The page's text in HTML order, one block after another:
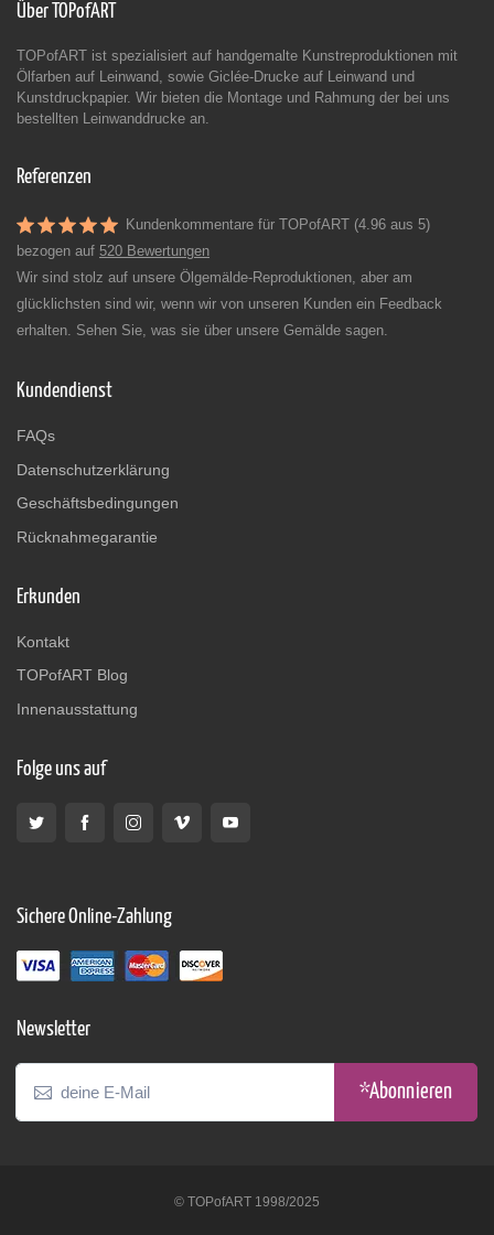
Über TOPofART
TOPofART ist spezialisiert auf handgemalte Kunstreproduktionen mit
Ölfarben auf Leinwand, sowie Giclée-Drucke auf Leinwand und
Kunstdruckpapier. Wir bieten die Montage und Rahmung der bei uns
bestellten Leinwanddrucke an.
Referenzen
Kundenkommentare für TOPofART (4.96 aus 5)
bezogen auf 520 Bewertungen
Wir sind stolz auf unsere Ölgemälde-Reproduktionen, aber am
glücklichsten sind wir, wenn wir von unseren Kunden ein Feedback
erhalten. Sehen Sie, was sie über unsere Gemälde sagen.
Kundendienst
FAQs
Datenschutzerklärung
Geschäftsbedingungen
Rücknahmegarantie
Erkunden
Kontakt
TOPofART Blog
Innenausstattung
Folge uns auf
Sichere Online-Zahlung
Newsletter
*Abonnieren
© TOPofART 1998/2025